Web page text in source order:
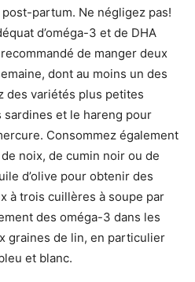
partum. Ne négligez pas!
d’oméga-3 et de DHA
de manger deux
dont au moins un des
des variétés plus petites
sardines et le hareng pour
Consommez également
noix, de cumin noir ou de
d’olive pour obtenir des
à trois cuillères à soupe par
des oméga-3 dans les
graines de lin, en particulier
et blanc.